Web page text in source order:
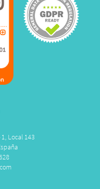
Local 143